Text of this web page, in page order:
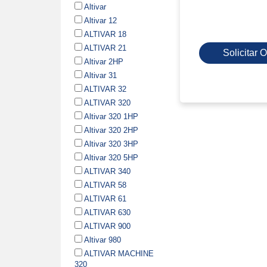
Altivar
Altivar 12
ALTIVAR 18
ALTIVAR 21
Altivar 2HP
Altivar 31
ALTIVAR 32
ALTIVAR 320
Altivar 320 1HP
Altivar 320 2HP
Altivar 320 3HP
Altivar 320 5HP
ALTIVAR 340
ALTIVAR 58
ALTIVAR 61
ALTIVAR 630
ALTIVAR 900
Altivar 980
ALTIVAR MACHINE
320
Solicitar